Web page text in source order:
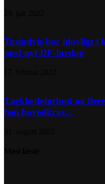
Tusindvis bor ulovligt i
med nyt DF-forslag
Tørklædeforbud og
fem hovedkrav...